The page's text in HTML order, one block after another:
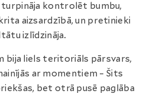
kontrolēt bumbu,
aizsardzībā, un pretinieki
izlīdzināja.
bija liels teritoriāls pārsvars,
ar momentiem – Šits
bet otrā pusē paglāba